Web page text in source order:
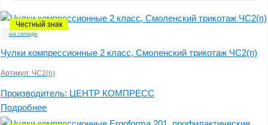
Честный знак
на складе
Чулки компрессионные 2 класс, Смоленский трикотаж ЧС2(п)
Артикул: ЧС2(п)
Производитель: ЦЕНТР КОМПРЕСС
Подробнее